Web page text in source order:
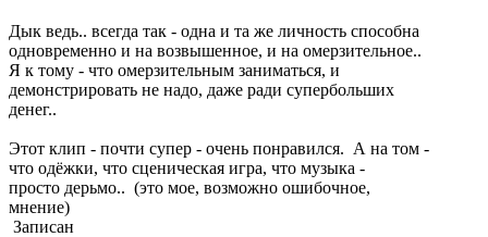
Дык ведь.. всегда так - одна и та же личность способна
одновременно и на возвышенное, и на омерзительное..
Я к тому - что омерзительным заниматься, и
демонстрировать не надо, даже ради супербольших
денег..
Этот клип - почти супер - очень понравился. А на том -
что одёжки, что сценическая игра, что музыка -
просто дерьмо.. (это мое, возможно ошибочное,
мнение)
Записан